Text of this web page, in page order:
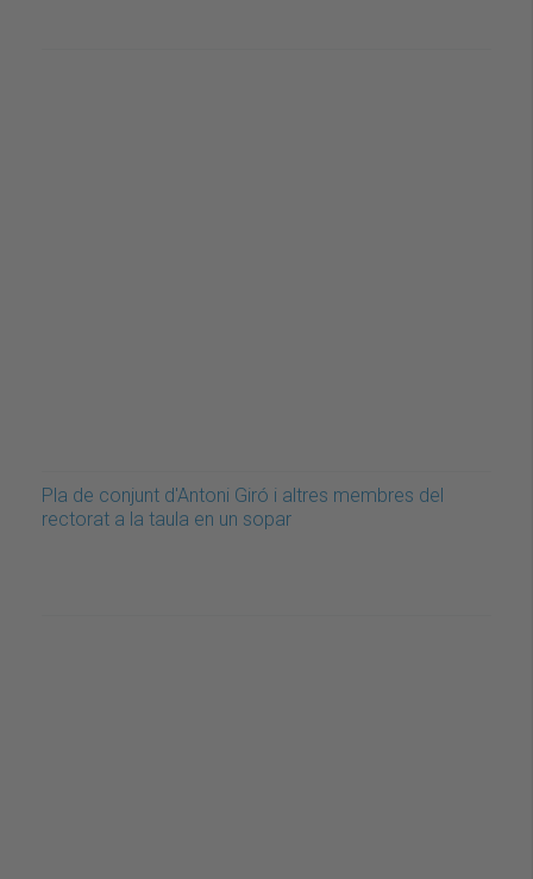
Pla de conjunt d'Antoni Giró i altres membres del
rectorat a la taula en un sopar